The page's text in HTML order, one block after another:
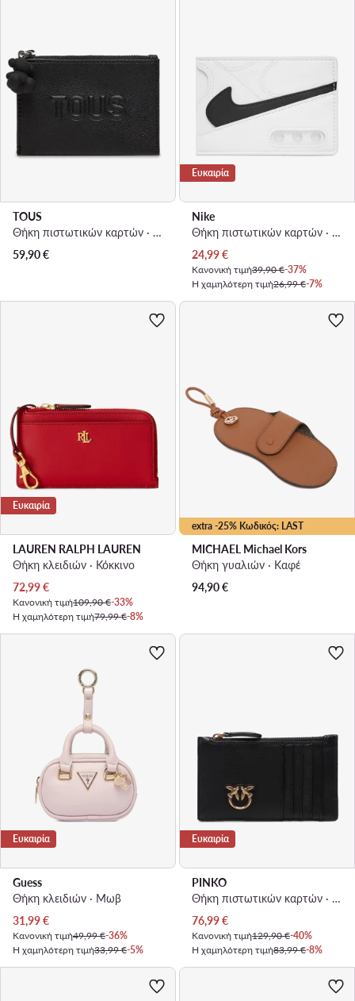
TOUS
Θήκη πιστωτικών καρτών · Μαύρο
59,90€
Ευκαιρία
Nike
Θήκη πιστωτικών καρτών · Λευκό
Τρέχουσα τιμή
24,99€
Κανονική τιμή39,90 €-37%
Η χαμηλότερη τιμή26,99 €-7%
Ευκαιρία
LAUREN RALPH LAUREN
Θήκη κλειδιών · Κόκκινο
Τρέχουσα τιμή
72,99€
Κανονική τιμή109,90 €-33%
Η χαμηλότερη τιμή79,99 €-8%
extra -25% Κωδικός: LAST
MICHAEL Michael Kors
Θήκη γυαλιών · Καφέ
94,90€
Ευκαιρία
Guess
Θήκη κλειδιών · Μωβ
Τρέχουσα τιμή
31,99€
Κανονική τιμή49,99 €-36%
Η χαμηλότερη τιμή33,99 €-5%
Ευκαιρία
PINKO
Θήκη πιστωτικών καρτών · Μαύρο
Τρέχουσα τιμή
76,99€
Κανονική τιμή129,90 €-40%
Η χαμηλότερη τιμή83,99 €-8%